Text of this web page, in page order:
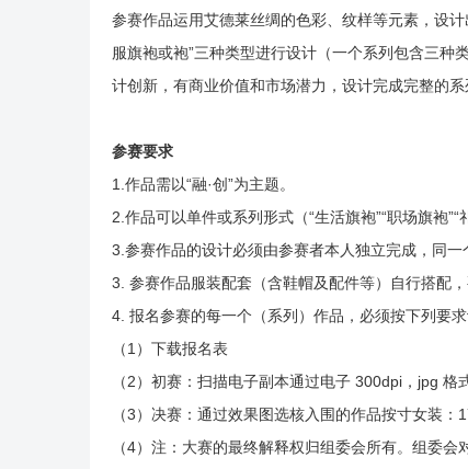
参赛作品运用艾德莱丝绸的色彩、纹样等元素，设
服旗袍或袍”三种类型进行设计（一个系列包含三种
计创新，有商业价值和市场潜力，设计完成完整的系
参赛要求
1.作品需以“融·创”为主题。
2.作品可以单件或系列形式（“生活旗袍”“职场旗袍
3.参赛作品的设计必须由参赛者本人独立完成，同
3. 参赛作品服装配套（含鞋帽及配件等）自行搭配，
4. 报名参赛的每一个（系列）作品，必须按下列要
（1）下载报名表
（2）初赛：扫描电子副本通过电子 300dpi，jpg 格
（3）决赛：通过效果图选核入围的作品按寸女装
（4）注：大赛的最终解释权归组委会所有。组委会